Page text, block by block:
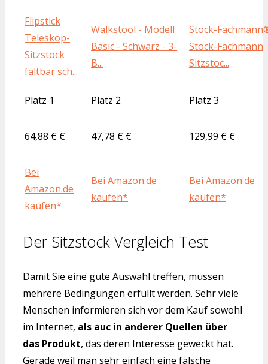
Flipstick
Teleskop-
Sitzstock
faltbar sch...
Walkstool - Modell
Basic - Schwarz - 3-
B...
Stock-
Stock-Fachmann
Sitzstoc...
Platz 1 Platz 2 Platz 3
64,88 € € 47,78 € € 129,99 € €
Bei
Amazon.de
kaufen*
Bei Amazon.de
kaufen*
Bei Amazon.de
kaufen*
Der Sitzstock Vergleich Test
Damit Sie eine gute Auswahl treffen, müssen
mehrere Bedingungen erfüllt werden. Sehr viele
Menschen informieren sich vor dem Kauf sowohl
im Internet, als auc in anderer Quellen über
das Produkt, das deren Interesse geweckt hat.
Gerade weil man sehr einfach eine falsche